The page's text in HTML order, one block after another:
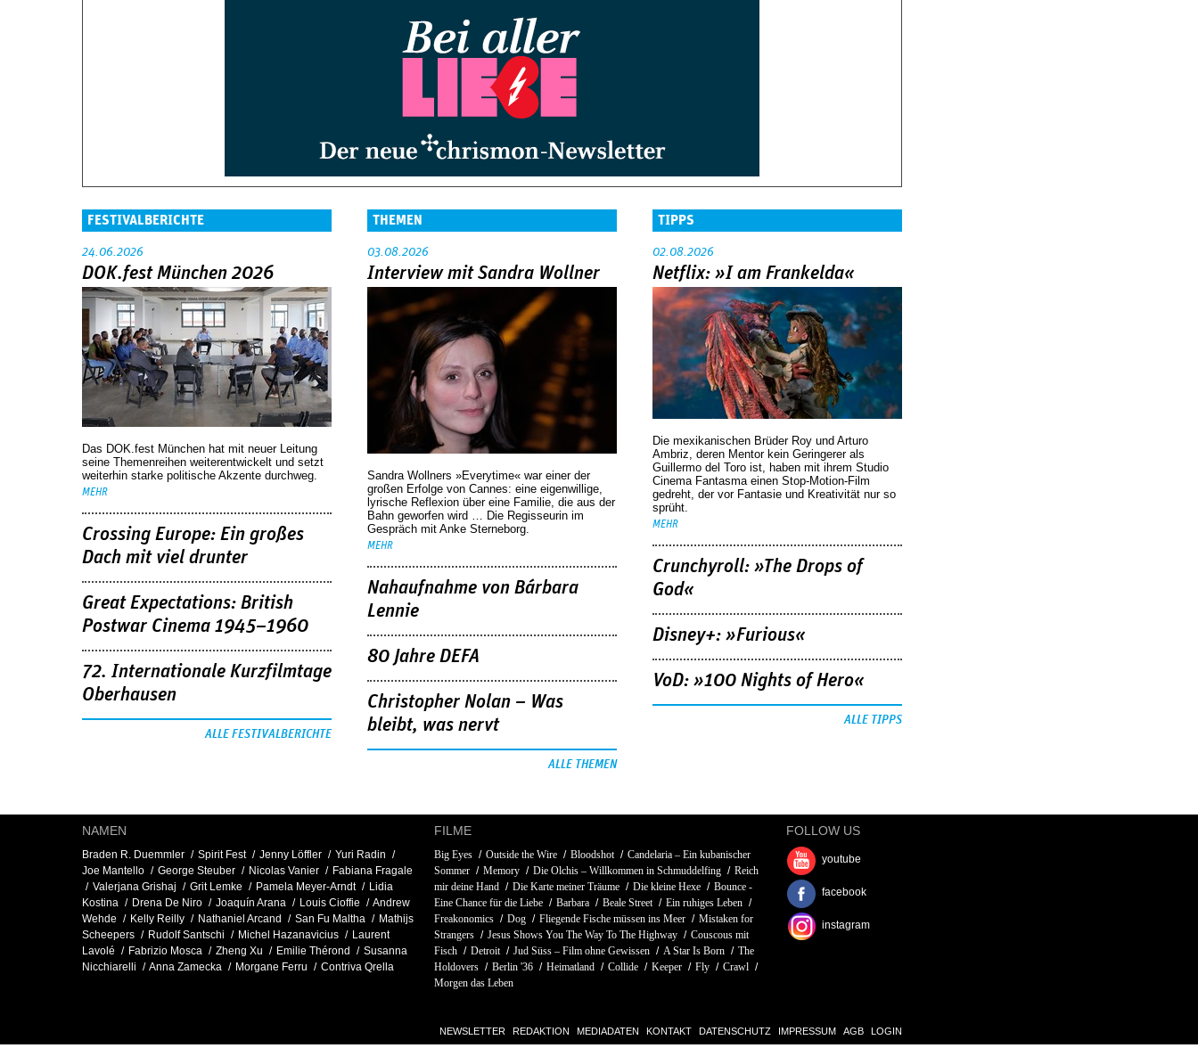
FESTIVALBERICHTE
24.06.2026
DOK.fest München 2026
Das DOK.fest München hat mit neuer Leitung
seine Themenreihen weiterentwickelt und setzt
weiterhin starke politische Akzente durchweg.
MEHR
Crossing Europe: Ein großes
Dach mit viel drunter
Great Expectations: British
Postwar Cinema 1945–1960
72. Internationale Kurzfilmtage
Oberhausen
ALLE FESTIVALBERICHTE
THEMEN
03.08.2026
Interview mit Sandra Wollner
Sandra Wollners »Everytime« war einer der
großen Erfolge von Cannes: eine eigenwillige,
lyrische Reflexion über eine ­Familie, die aus der
Bahn geworfen wird … Die Regisseurin im
Gespräch mit Anke Sterneborg.
MEHR
Nahaufnahme von Bárbara
Lennie
80 Jahre DEFA
Christopher Nolan – Was
bleibt, was nervt
ALLE THEMEN
TIPPS
02.08.2026
Netflix: »I am Frankelda«
Die mexikanischen Brüder Roy und Arturo
Ambriz, deren Mentor kein Geringerer als
Guillermo del Toro ist, haben mit ihrem Studio
Cinema Fantasma einen Stop-Motion-Film
gedreht, der vor Fantasie und Kreativität nur so
sprüht.
MEHR
Crunchyroll: »The Drops of
God«
Disney+: »Furious«
VoD: »100 Nights of Hero«
ALLE TIPPS
NAMEN
Braden R. Duemmler Spirit Fest Jenny Löffler
Yuri Radin
Joe Mantello
George Steuber Nicolas Vanier
Fabiana Fragale
Valerjana Grishaj
Grit Lemke Pamela Meyer-Arndt
Lidia
Kostina
Drena De Niro Joaquín Arana Louis Cioffie
Andrew
Wehde
Kelly Reilly Nathaniel Arcand San Fu Maltha
Mathijs
Scheepers
Rudolf Santschi Michel Hazanavicius
Laurent
Lavolé
Fabrizio Mosca Zheng Xu Emilie Thérond
Susanna
Nicchiarelli
Anna Zamecka Morgane Ferru Contriva Qrella
FILME
Big Eyes Outside the Wire Bloodshot
Candelaria – Ein kubanischer
Sommer
Memory Die Olchis – Willkommen in Schmuddelfing
Reich
mir deine Hand
Die Karte meiner Träume Die kleine Hexe
Bounce -
Eine Chance für die Liebe
Barbara Beale Street
Ein ruhiges Leben
Freakonomics
Dog Fliegende Fische müssen ins Meer
Mistaken for
Strangers
Jesus Shows You The Way To The Highway
Couscous mit
Fisch
Detroit Jud Süss – Film ohne Gewissen A Star Is Born
The
Holdovers
Berlin '36 Heimatland Collide Keeper Fly
Crawl
Morgen das Leben
FOLLOW US
youtube
facebook
instagram
NEWSLETTER REDAKTION MEDIADATEN KONTAKT DATENSCHUTZ IMPRESSUM AGB LOGIN